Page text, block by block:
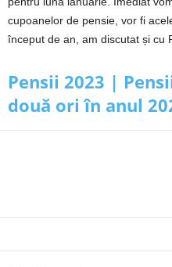
cupoanelor de pensie, vor fi
început de an, am discutat și cu
Pensii 2023 |
două ori în anul